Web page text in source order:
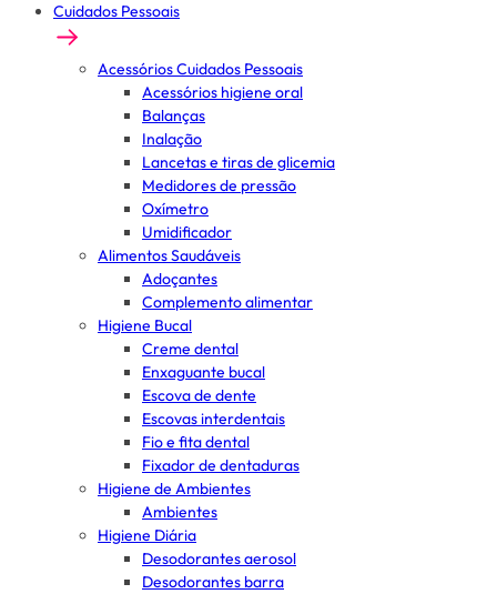
Cuidados Pessoais
Acessórios Cuidados Pessoais
Acessórios higiene oral
Balanças
Inalação
Lancetas e tiras de glicemia
Medidores de pressão
Oxímetro
Umidificador
Alimentos Saudáveis
Adoçantes
Complemento alimentar
Higiene Bucal
Creme dental
Enxaguante bucal
Escova de dente
Escovas interdentais
Fio e fita dental
Fixador de dentaduras
Higiene de Ambientes
Ambientes
Higiene Diária
Desodorantes aerosol
Desodorantes barra